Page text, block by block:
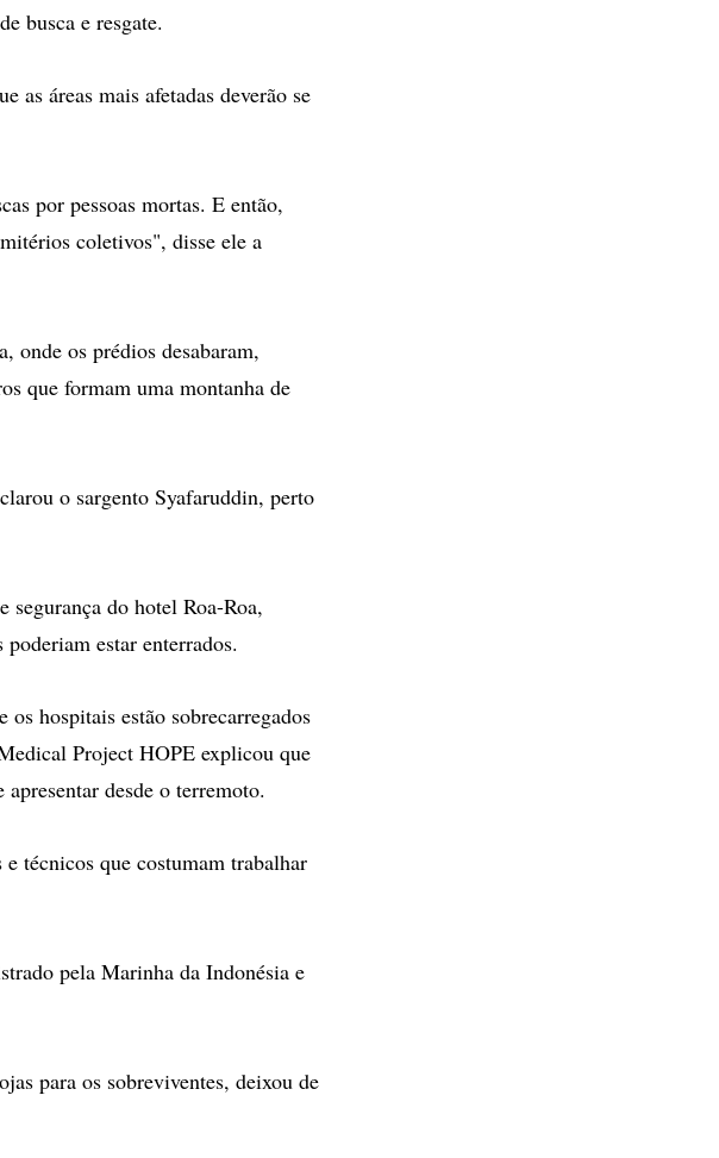
busca e resgate.
as áreas mais afetadas deverão se
por pessoas mortas. E então,
coletivos", disse ele a
onde os prédios desabaram,
que formam uma montanha de
o sargento Syafaruddin, perto
segurança do hotel Roa-Roa,
estar enterrados.
hospitais estão sobrecarregados
Project HOPE explicou que
desde o terremoto.
técnicos que costumam trabalhar
pela Marinha da Indonésia e
para os sobreviventes, deixou de